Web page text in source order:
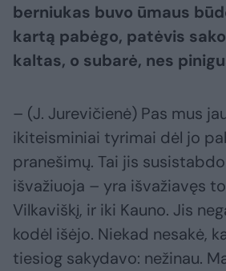
berniukas buvo ūmaus
kartą pabėgo, patėvis
kaltas, o subarė, nes
– (J. Jurevičienė) Pas mus
ikiteisminiai tyrimai dėl jo
pranešimų. Tai jis
išvažiuoja – yra išvažiavęs
Vilkaviškį, ir iki Kauno. Jis
kodėl išėjo. Niekad nesakė,
tiesiog sakydavo: nežinau.